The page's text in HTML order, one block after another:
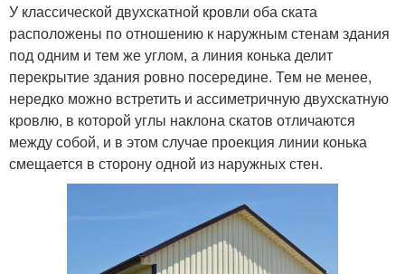
У классической двухскатной кровли оба ската
расположены по отношению к наружным стенам здания
под одним и тем же углом, а линия конька делит
перекрытие здания ровно посередине. Тем не менее,
нередко можно встретить и ассиметричную двухскатную
кровлю, в которой углы наклона скатов отличаются
между собой, и в этом случае проекция линии конька
смещается в сторону одной из наружных стен.